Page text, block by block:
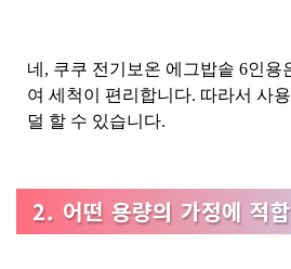
네, 쿠쿠 전기보온 에그밥솥 6인용
여 세척이 편리합니다. 따라서 사
덜 할 수 있습니다.
2. 어떤 용량의 가정에 적